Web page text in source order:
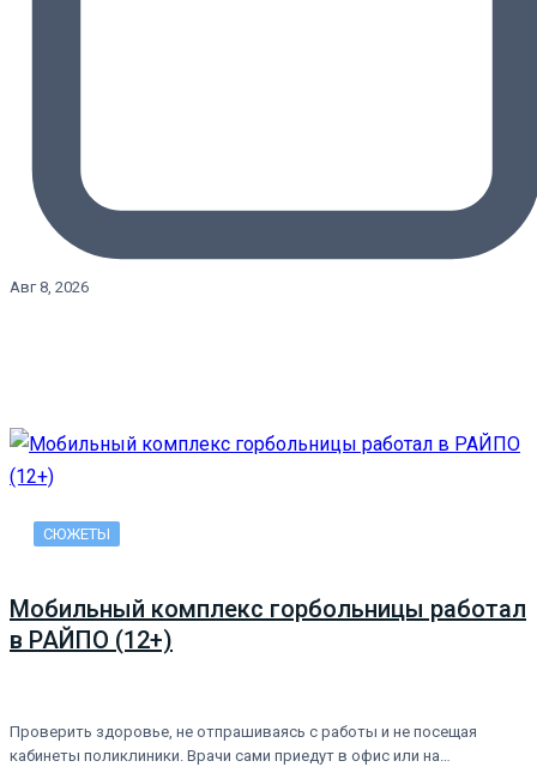
Авг 8, 2026
СЮЖЕТЫ
Мобильный комплекс горбольницы работал
в РАЙПО (12+)
Проверить здоровье, не отпрашиваясь с работы и не посещая
кабинеты поликлиники. Врачи сами приедут в офис или на…